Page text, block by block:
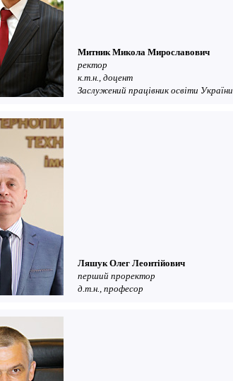
Митник Микола Мирославович
ректор
к.т.н., доцент
Заслужений працівник освіти України
Ляшук Олег Леонтійович
перший проректор
д.т.н., професор